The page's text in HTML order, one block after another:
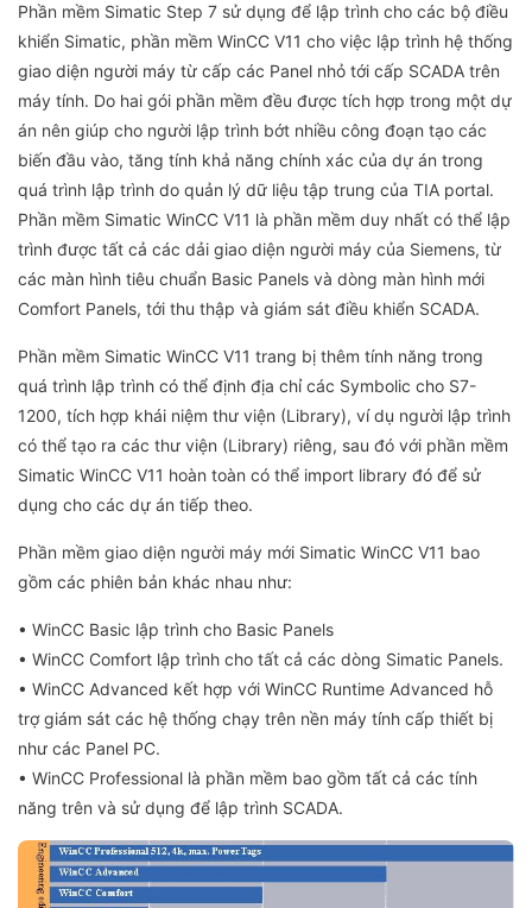
Phần mềm Simatic Step 7 sử dụng để lập trình cho các bộ điều
khiển Simatic, phần mềm WinCC V11 cho việc lập trình hệ thống
giao diện người máy từ cấp các Panel nhỏ tới cấp SCADA trên
máy tính. Do hai gói phần mềm đều được tích hợp trong một dự
án nên giúp cho người lập trình bớt nhiều công đoạn tạo các
biến đầu vào, tăng tính khả năng chính xác của dự án trong
quá trình lập trình do quản lý dữ liệu tập trung của TIA portal.
Phần mềm Simatic WinCC V11 là phần mềm duy nhất có thể lập
trình được tất cả các dải giao diện người máy của Siemens, từ
các màn hình tiêu chuẩn Basic Panels và dòng màn hình mới
Comfort Panels, tới thu thập và giám sát điều khiển SCADA.
Phần mềm Simatic WinCC V11 trang bị thêm tính năng trong
quá trình lập trình có thể định địa chỉ các Symbolic cho S7-
1200, tích hợp khái niệm thư viện (Library), ví dụ người lập trình
có thể tạo ra các thư viện (Library) riêng, sau đó với phần mềm
Simatic WinCC V11 hoàn toàn có thể import library đó để sử
dụng cho các dự án tiếp theo.
Phần mềm giao diện người máy mới Simatic WinCC V11 bao
gồm các phiên bản khác nhau như:
• WinCC Basic lập trình cho Basic Panels
• WinCC Comfort lập trình cho tất cả các dòng Simatic Panels.
• WinCC Advanced kết hợp với WinCC Runtime Advanced hỗ
trợ giám sát các hệ thống chạy trên nền máy tính cấp thiết bị
như các Panel PC.
• WinCC Professional là phần mềm bao gồm tất cả các tính
năng trên và sử dụng để lập trình SCADA.